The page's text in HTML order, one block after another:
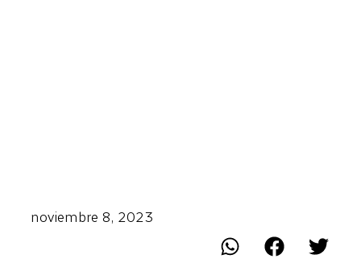
noviembre 8, 2023